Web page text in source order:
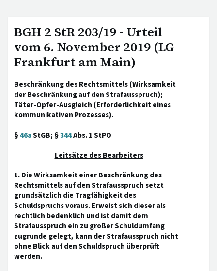
BGH 2 StR 203/19 - Urteil
vom 6. November 2019 (LG
Frankfurt am Main)
Beschränkung des Rechtsmittels (Wirksamkeit
der Beschränkung auf den Strafausspruch);
Täter-Opfer-Ausgleich (Erforderlichkeit eines
kommunikativen Prozesses).
§46aStGB; §344Abs. 1 StPO
Leitsätze des Bearbeiters
1. Die Wirksamkeit einer Beschränkung des
Rechtsmittels auf den Strafausspruch setzt
grundsätzlich die Tragfähigkeit des
Schuldspruchs voraus. Erweist sich dieser als
rechtlich bedenklich und ist damit dem
Strafausspruch ein zu großer Schuldumfang
zugrunde gelegt, kann der Strafausspruch nicht
ohne Blick auf den Schuldspruch überprüft
werden.